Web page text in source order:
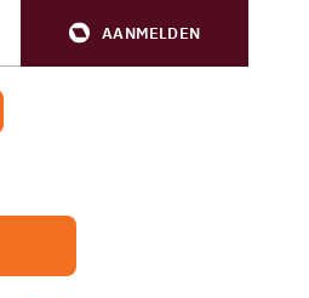
AANMELDEN